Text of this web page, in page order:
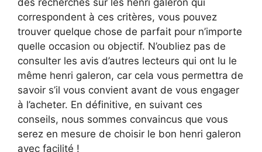
des recherches sur les henri galeron qui
correspondent à ces critères, vous pouvez
trouver quelque chose de parfait pour n’importe
quelle occasion ou objectif. N’oubliez pas de
consulter les avis d’autres lecteurs qui ont lu le
même henri galeron, car cela vous permettra de
savoir s’il vous convient avant de vous engager
à l’acheter. En définitive, en suivant ces
conseils, nous sommes convaincus que vous
serez en mesure de choisir le bon henri galeron
avec facilité !